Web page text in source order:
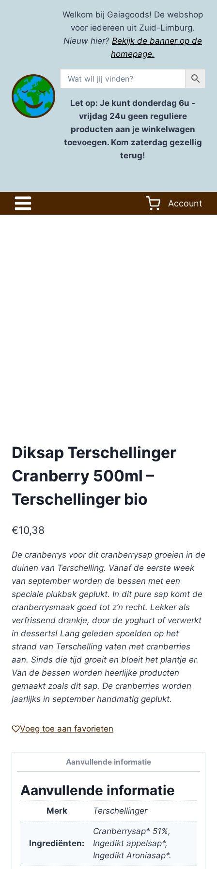
Welkom bij Gaiagoods! De webshop
voor iedereen uit Zuid-Limburg.
Nieuw hier? Bekijk de banner op de
homepage.
Let op: Je kunt donderdag 6u -
vrijdag 24u geen reguliere
producten aan je winkelwagen
toevoegen. Kom zaterdag gezellig
terug!
Account
Diksap Terschellinger
Cranberry 500ml –
Terschellinger bio
€10,38
De cranberrys voor dit cranberrysap groeien in de
duinen van Terschelling. Vanaf de eerste week
van september worden de bessen met een
speciale plukbak geplukt. In dit pure sap komt de
cranberrysmaak goed tot z’n recht. Lekker als
verfrissend drankje, door de yoghurt of verwerkt
in desserts! Lang geleden spoelden op het
strand van Terschelling vaten met cranberries
aan. Sinds die tijd groeit en bloeit het plantje er.
Van de bessen worden heerlijke producten
gemaakt zoals dit sap. De cranberries worden
jaarlijks in september handmatig geplukt.
Voeg toe aan favorieten
Aanvullende informatie
Aanvullende informatie
Merk Terschellinger
Ingrediënten:
Cranberrysap* 51%,
Ingedikt appelsap*,
Ingedikt Aroniasap*.